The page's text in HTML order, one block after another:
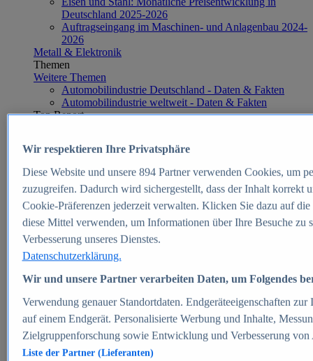
Deutschland 2025-2026
Auftragseingang im Maschinen- und Anlagenbau 2024-
2026
Metall & Elektronik
Themen
Weitere Themen
Automobilindustrie Deutschland - Daten & Fakten
Automobilindustrie weltweit - Daten & Fakten
Top Report
Zum Report
E-commerce
Beliebte Statistiken
Aktuelle Statistiken
E-Commerce - Entwicklung des Umsatzes in
Deutschland 1999-2025
Umsatz von Amazon in Deutschland und weltweit
2010-2025
B2C-E-Commerce: Top-50 Online Shops in
Deutschland 2024
Marktanteile von Online-Zahlungsverfahren in
Deutschland 2024
Umsatzstarke Warengruppen im Online-Handel in
Deutschland 2023-2025
Wir respektieren Ihre Privatsphäre
Diese Website und unsere 894Partner verwenden Cookies, um
zuzugreifen. Dadurch wird sichergestellt, dass der Inhalt korrekt
Cookie-Präferenzen jederzeit verwalten. Klicken Sie dazu auf
diese Mittel verwenden, um Informationen über Ihre Besuche
Verbesserung unseres Dienstes.
Datenschutzerklärung.
Wir und unsere Partner verarbeiten Daten, um Folgendes
Verwendung genauer Standortdaten. Endgeräteeigenschaften
auf einem Endgerät. Personalisierte Werbung und Inhalte,
Zielgruppenforschung sowie Entwicklung und Verbesserung von
Liste der Partner (Lieferanten)